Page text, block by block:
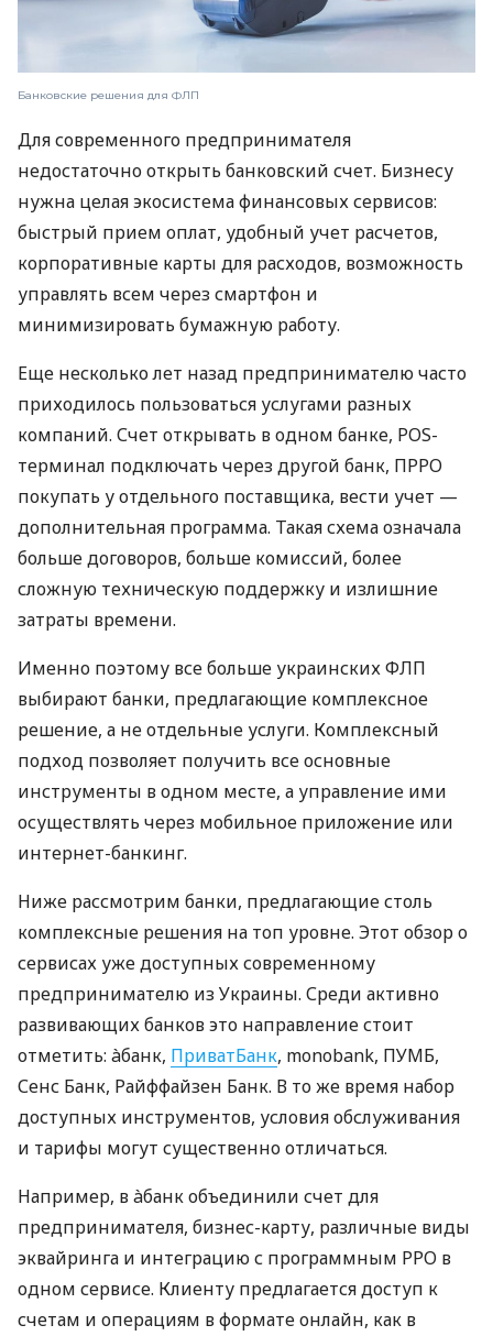
Банковские решения для ФЛП
Для современного предпринимателя
недостаточно открыть банковский счет. Бизнесу
нужна целая экосистема финансовых сервисов:
быстрый прием оплат, удобный учет расчетов,
корпоративные карты для расходов, возможность
управлять всем через смартфон и
минимизировать бумажную работу.
Еще несколько лет назад предпринимателю часто
приходилось пользоваться услугами разных
компаний. Счет открывать в одном банке, POS-
терминал подключать через другой банк, ПРРО
покупать у отдельного поставщика, вести учет —
дополнительная программа. Такая схема означала
больше договоров, больше комиссий, более
сложную техническую поддержку и излишние
затраты времени.
Именно поэтому все больше украинских ФЛП
выбирают банки, предлагающие комплексное
решение, а не отдельные услуги. Комплексный
подход позволяет получить все основные
инструменты в одном месте, а управление ими
осуществлять через мобильное приложение или
интернет-банкинг.
Ниже рассмотрим банки, предлагающие столь
комплексные решения на топ уровне. Этот обзор о
сервисах уже доступных современному
предпринимателю из Украины. Среди активно
развивающих банков это направление стоит
отметить: àбанк, ПриватБанк, monobank, ПУМБ,
Сенс Банк, Райффайзен Банк. В то же время набор
доступных инструментов, условия обслуживания
и тарифы могут существенно отличаться.
Например, в àбанк объединили счет для
предпринимателя, бизнес-карту, различные виды
эквайринга и интеграцию с программным РРО в
одном сервисе. Клиенту предлагается доступ к
счетам и операциям в формате онлайн, как в